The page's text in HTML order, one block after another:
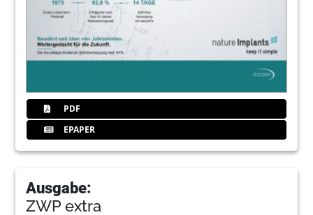
PDF
EPAPER
Ausgabe:
ZWP extra